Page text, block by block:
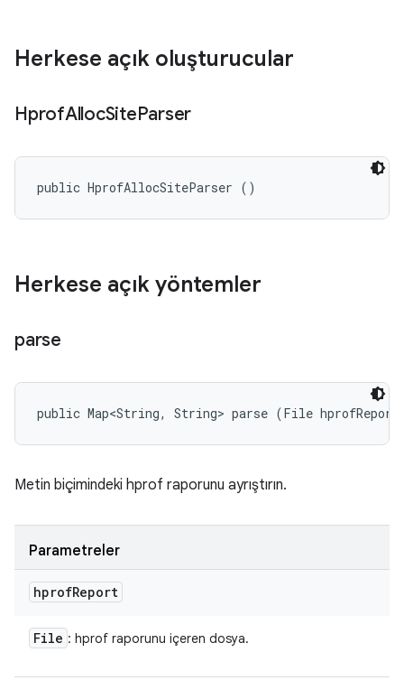
Herkese açık oluşturucular
HprofAllocSiteParser
public HprofAllocSiteParser ()
Herkese açık yöntemler
parse
public Map<String, String> parse (File
Metin biçimindeki hprof raporunu ayrıştırın.
Parametreler
hprofReport
File : hprof raporunu içeren dosya.